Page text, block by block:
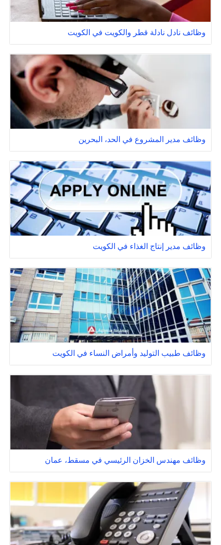
وظائف نادل نادلة قطر والكويت في الكويت
وظائف مدير المشروع في الحد، البحرين
وظائف مدير إنتاج الغذاء في الكويت
وظائف طبيب التوليد وأمراض النساء في الكويت
وظائف مهندس الخزان الرئيسي في مسقط، عمان